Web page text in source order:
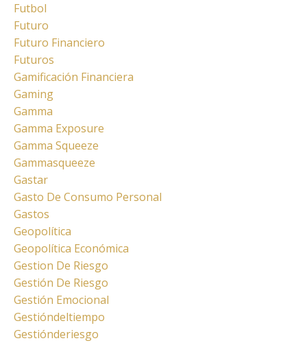
Futbol
Futuro
Futuro Financiero
Futuros
Gamificación Financiera
Gaming
Gamma
Gamma Exposure
Gamma Squeeze
Gammasqueeze
Gastar
Gasto De Consumo Personal
Gastos
Geopolítica
Geopolítica Económica
Gestion De Riesgo
Gestión De Riesgo
Gestión Emocional
Gestióndeltiempo
Gestiónderiesgo